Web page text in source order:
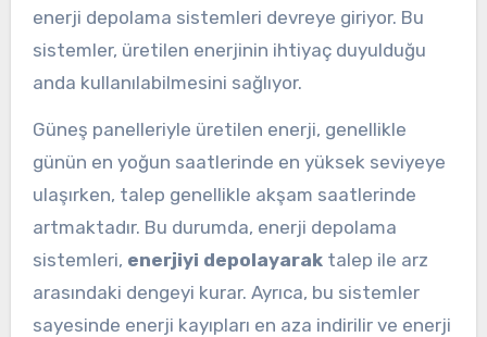
enerji depolama sistemleri devreye giriyor. Bu
sistemler, üretilen enerjinin ihtiyaç duyulduğu
anda kullanılabilmesini sağlıyor.
Güneş panelleriyle üretilen enerji, genellikle
günün en yoğun saatlerinde en yüksek seviyeye
ulaşırken, talep genellikle akşam saatlerinde
artmaktadır. Bu durumda, enerji depolama
sistemleri, enerjiyi depolayaraktalep ile arz
arasındaki dengeyi kurar. Ayrıca, bu sistemler
sayesinde enerji kayıpları en aza indirilir ve enerji